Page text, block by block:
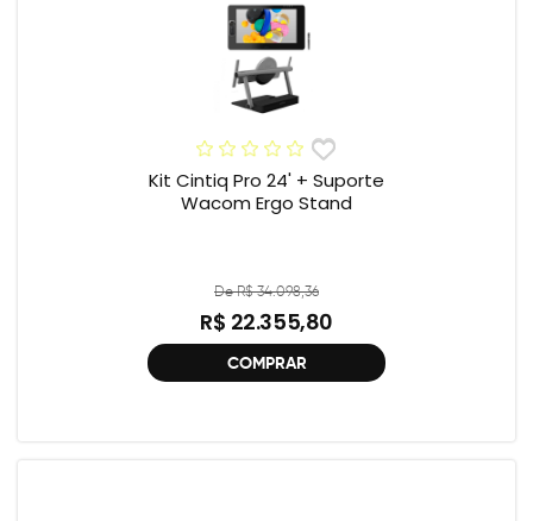
Kit Cintiq Pro 24' + Suporte
Wacom Ergo Stand
De R$ 34.098,36
R$ 22.355,80
COMPRAR